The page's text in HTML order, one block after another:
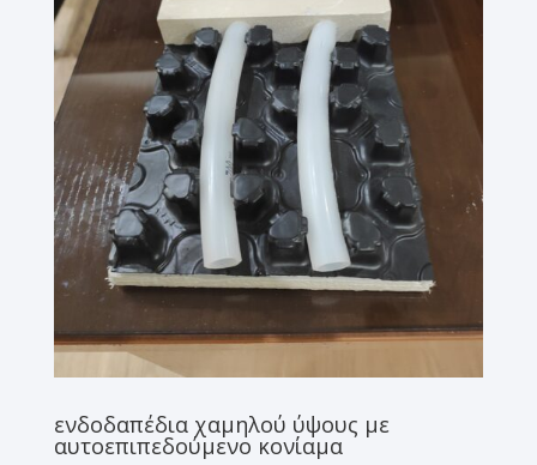
ενδοδαπέδια χαμηλού ύψους με
αυτοεπιπεδούμενο κονίαμα